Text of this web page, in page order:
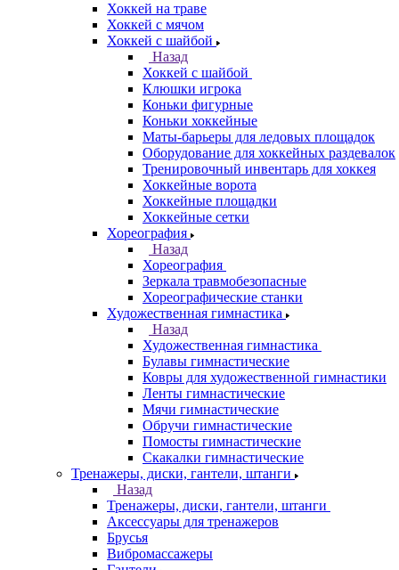
Хоккей на траве
Хоккей с мячом
Хоккей с шайбой
Назад
Хоккей с шайбой
Клюшки игрока
Коньки фигурные
Коньки хоккейные
Маты-барьеры для ледовых площадок
Оборудование для хоккейных раздевалок
Тренировочный инвентарь для хоккея
Хоккейные ворота
Хоккейные площадки
Хоккейные сетки
Хореография
Назад
Хореография
Зеркала травмобезопасные
Хореографические станки
Художественная гимнастика
Назад
Художественная гимнастика
Булавы гимнастические
Ковры для художественной гимнастики
Ленты гимнастические
Мячи гимнастические
Обручи гимнастические
Помосты гимнастические
Скакалки гимнастические
Тренажеры, диски, гантели, штанги
Назад
Тренажеры, диски, гантели, штанги
Аксессуары для тренажеров
Брусья
Вибромассажеры